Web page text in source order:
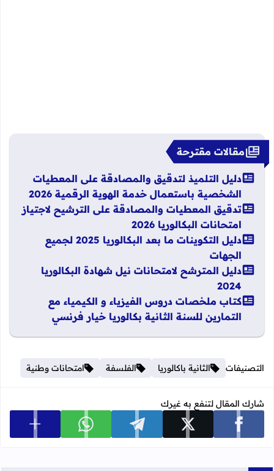
مقالات مقترحة
دليل التلميذ لتدقيق والمصادقة على المعطيات
الشخصية باستعمال خدمة الهوية الرقمية 2026
تدقيق المعطيات والمصادقة على الترشيح لاجتياز
امتحانات البكالوريا 2026
دليل التكوينات ما بعد البكالوريا 2025 لجميع
الجهات
دليل المترشح لامتحانات نيل شهادة البكالوريا
2024
كتاب ملخصات دروس الفيزياء و الكيمياء مع
التمارين للسنة الثانية بكالوريا خيار فرنسي
التصنيفات الثانية باكالوريا الفلسفة امتحانات وطنية
شارك المقال لتنفع به غيرك
شارك على facebook شارك على x شارك على telegram شارك على whatsapp عرض